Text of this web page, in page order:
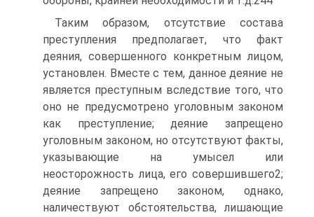
Таким образом, отсутствие состава
преступления предполагает, что факт
деяния, совершенного конкретным лицом,
установлен. Вместе с тем, данное деяние не
является преступным вследствие того, что
оно не предусмотрено уголовным законом
как преступление; деяние запрещено
уголовным законом, но отсутствуют факты,
указывающие на умысел или
неосторожность лица, его совершившего2;
деяние запрещено законом, однако,
наличествуют обстоятельства, лишающие